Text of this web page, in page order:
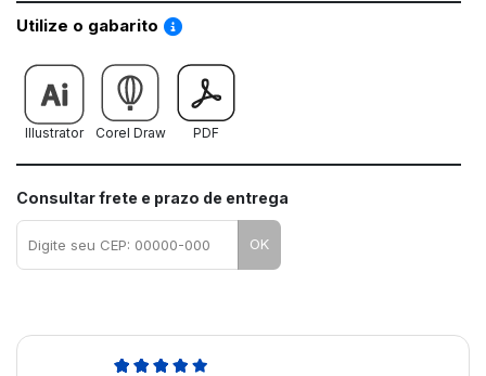
Utilize o gabarito Saiba como utilizar os nossos gabaritos
Illustrator Corel Draw PDF
Consultar frete e prazo de entrega
OK